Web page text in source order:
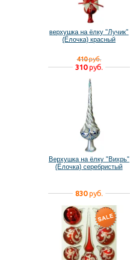
верхушка на ёлку "Лучик"
(Ёлочка) красный
410руб.
310руб.
Верхушка на ёлку "Вихрь"
(Ёлочка) серебристый
830руб.